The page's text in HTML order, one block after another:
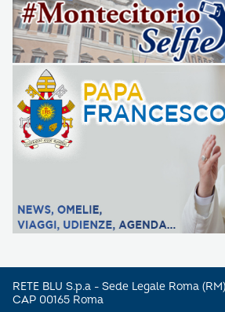
RETE BLU S.p.a - Sede Legale Roma
CAP 00165 Roma